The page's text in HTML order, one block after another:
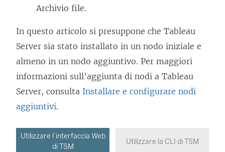
Archivio file.
In questo articolo si presuppone che Tableau
Server sia stato installato in un nodo iniziale e
almeno in un nodo aggiuntivo. Per maggiori
informazioni sull’aggiunta di nodi a Tableau
Server, consulta Installare e configurare nodi
aggiuntivi.
Utilizzare l’interfaccia Web
di TSM
Utilizzare la CLI di TSM